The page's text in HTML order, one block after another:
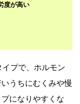
度が高い
プで、ホルモン
うちにむくみや慢
になりやすくな